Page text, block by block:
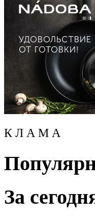
К Л А М А
За